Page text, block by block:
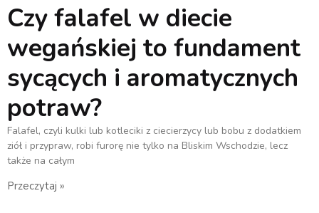
Czy falafel w diecie
wegańskiej to fundament
sycących i aromatycznych
potraw?
Falafel, czyli kulki lub kotleciki z ciecierzycy lub bobu z dodatkiem
ziół i przypraw, robi furorę nie tylko na Bliskim Wschodzie, lecz
także na całym
Przeczytaj »